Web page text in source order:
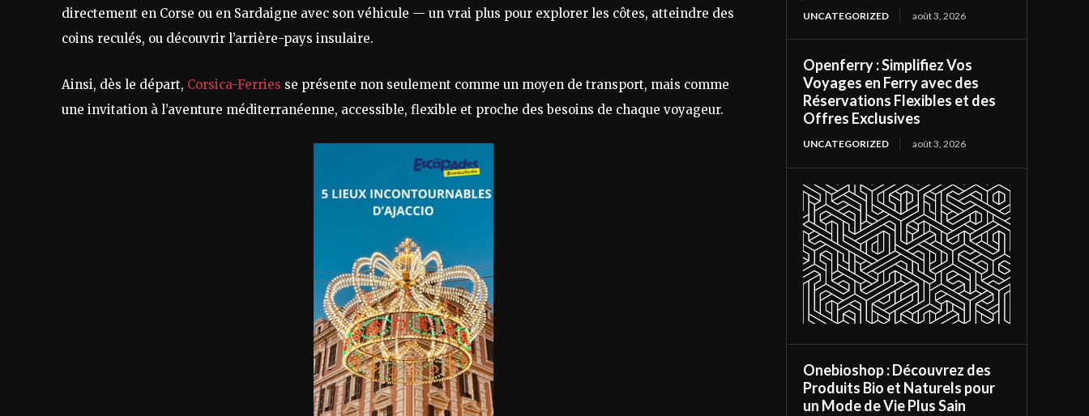
directement en Corse ou en Sardaigne avec son véhicule — un vrai plus pour explorer les côtes, atteindre des
coins reculés, ou découvrir l’arrière-pays insulaire.
Ainsi, dès le départ, Corsica-Ferries se présente non seulement comme un moyen de transport, mais comme
une invitation à l’aventure méditerranéenne, accessible, flexible et proche des besoins de chaque voyageur.
UNCATEGORIZED août 3, 2026
Openferry : Simplifiez Vos
Voyages en Ferry avec des
Réservations Flexibles et des
Offres Exclusives
UNCATEGORIZED août 3, 2026
Onebioshop : Découvrez des
Produits Bio et Naturels pour
un Mode de Vie Plus Sain